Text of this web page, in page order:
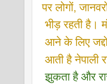
पर लोगों,
भीड़ रहती है।
आने के लिए
आती है नेपाली
झुकता है और